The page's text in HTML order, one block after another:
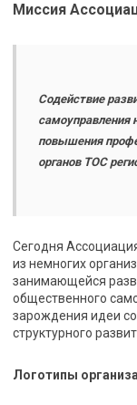
Миссия
Содействие
самоуправления
повышения
органов ТОС
Сегодня
из немногих
занимающейся
общественного
зарождения идеи
структурного
Логотипы